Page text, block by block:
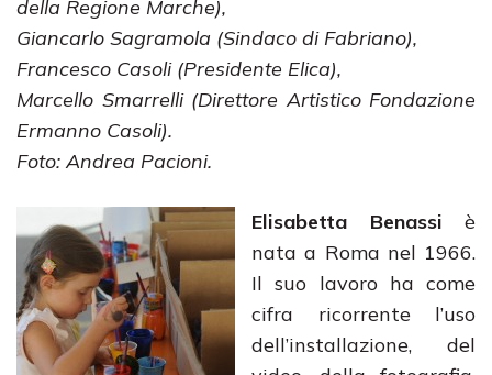
della Regione Marche),
Giancarlo Sagramola (Sindaco di Fabriano),
Francesco Casoli (Presidente Elica),
Marcello Smarrelli (Direttore Artistico Fondazione
Ermanno Casoli).
Foto: Andrea Pacioni.
Elisabetta Benassi è
nata a Roma nel 1966.
Il suo lavoro ha come
cifra ricorrente l’uso
dell’installazione, del